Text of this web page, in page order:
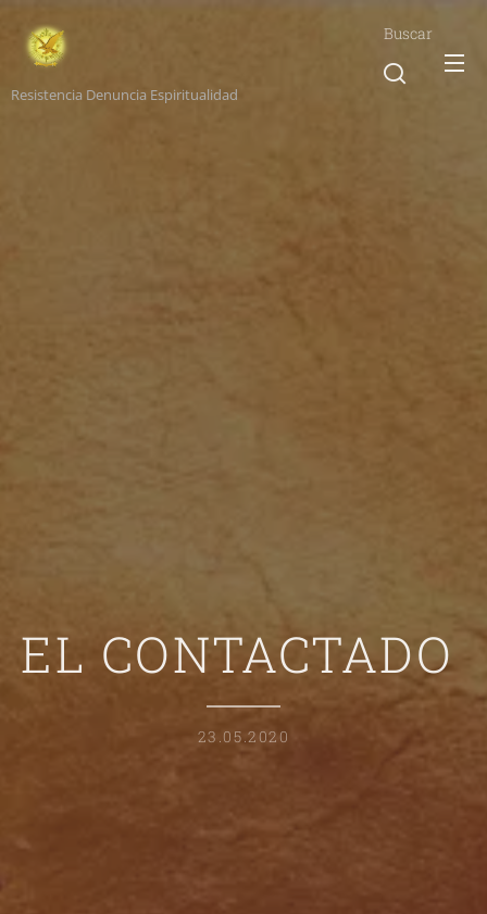
Resistencia Denuncia Espiritualidad
Buscar
EL CONTACTADO
23.05.2020